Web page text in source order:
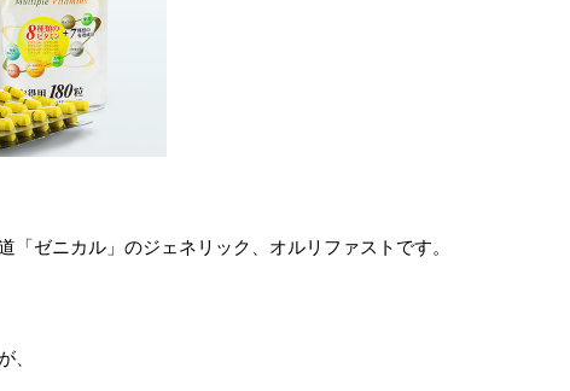
「ゼニカル」のジェネリック、オルリファストです。
、